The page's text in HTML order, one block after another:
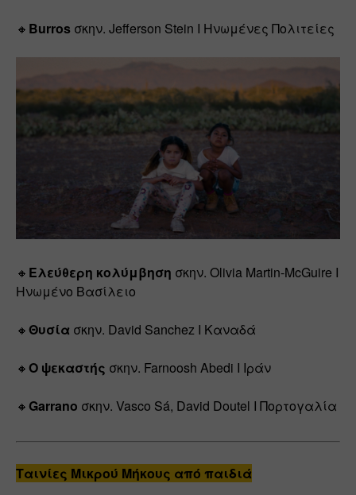
🔸 Burros σκην. Jefferson Stein Ι Ηνωμένες Πολιτείες
🔸 Ελεύθερη κολύμβηση σκην. Olivia Martin-McGuire Ι
Ηνωμένο Βασίλειο
🔸Θυσία σκην. David Sanchez Ι Καναδά
🔸Ο ψεκαστής σκην. Farnoosh Abedi Ι Ιράν
🔸Garrano σκην. Vasco Sá, David Doutel Ι Πορτογαλία
Tαινίες Μικρού Μήκους από παιδιά